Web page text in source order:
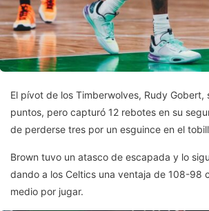
El pívot de los Timberwolves, Rudy Gobert,
puntos, pero capturó 12 rebotes en su
de perderse tres por un esguince en el
Brown tuvo un atasco de escapada y lo
dando a los Celtics una ventaja de 108-98
medio por jugar.